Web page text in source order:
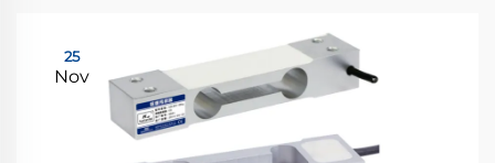
25
Nov